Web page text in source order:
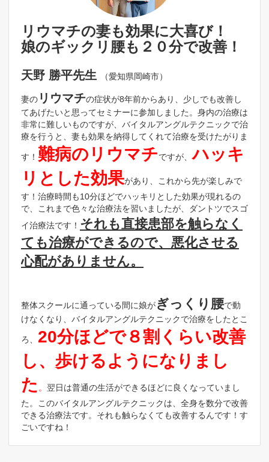
リウマチの妻も効果に大喜び！
娘のギックリ腰も２０分で改善！
天野 勝平先生 （愛知県岡崎市）
妻の リウマチの症状が8年前からあり、少しでも改善し
てあげたいと思ってセミナーに参加しました。身内の治療は
非常に難しいものですが、バイタルアングルテクニックで治
療を行うと、妻も効果を納得してくれて治療を受けたがりま
す！ 難病のリウマチですが、ハッキ
リとした効果があり、これから先が楽しみで
す！治療時間も10分ほどでハッキリとした効果が現れるの
で、これまで色々な治療法を習いましたが、ダントツでスゴ
イ治療法です！ それも直接患部を触らなく
ても治療ができるので、悪化させる
心配がありません。
整体スクールに通っている間に娘がぎっくり腰で動
けなくなり、バイタルアングルテクニックで治療をしたとこ
ろ、 20分ほどで８割くらい改善
し、歩けるようになりまし
た 。 翌日は普通の生活ができるほどに良くなっていまし
た。このバイタルアングルテクニックは、全身を数分で改善
できる治療法です。それも触らなくても改善するんです！す
ごいですね！